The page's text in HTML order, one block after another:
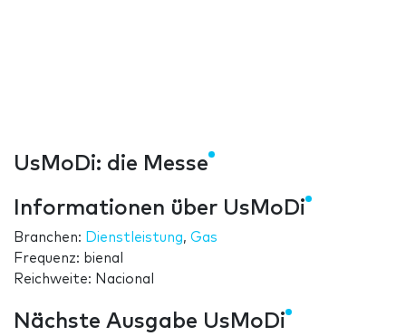
UsMoDi: die Messe
Informationen über UsMoDi
Branchen: Dienstleistung, Gas
Frequenz: bienal
Reichweite: Nacional
Nächste Ausgabe UsMoDi